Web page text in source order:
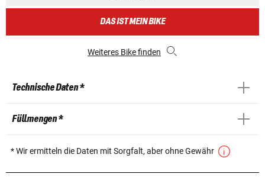
DAS IST MEIN BIKE
Weiteres Bike finden
Technische Daten *
Füllmengen *
* Wir ermitteln die Daten mit Sorgfalt, aber ohne Gewähr